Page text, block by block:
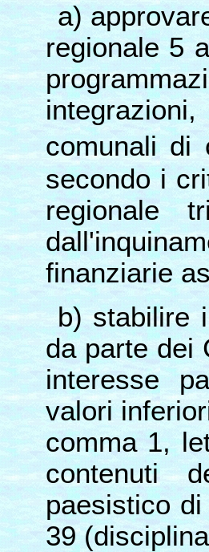
a)
regionale 5
comunali
secondo i
regionale
finanziarie
b) stabilire
da parte dei
interesse
valori
comma 1,
contenuti
paesistico
39